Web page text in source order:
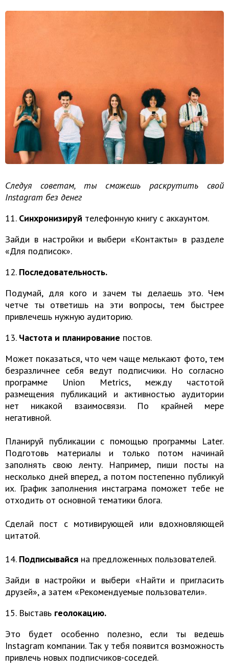
Следуя советам, ты сможешь раскрутить свой
Instagram без денег
11. Синхронизируй телефонную книгу с аккаунтом.
Зайди в настройки и выбери «Контакты» в разделе
«Для подписок».
12. Последовательность.
Подумай, для кого и зачем ты делаешь это. Чем
четче ты ответишь на эти вопросы, тем быстрее
привлечешь нужную аудиторию.
13. Частота и планирование постов.
Может показаться, что чем чаще мелькают фото, тем
безразличнее себя ведут подписчики. Но согласно
программе Union Metrics, между частотой
размещения публикаций и активностью аудитории
нет никакой взаимосвязи. По крайней мере
негативной.
Планируй публикации с помощью программы Later.
Подготовь материалы и только потом начинай
заполнять свою ленту. Например, пиши посты на
несколько дней вперед, а потом постепенно публикуй
их. График заполнения инстаграма поможет тебе не
отходить от основной тематики блога.
Сделай пост с мотивирующей или вдохновляющей
цитатой.
14. Подписывайся на предложенных пользователей.
Зайди в настройки и выбери «Найти и пригласить
друзей», а затем «Рекомендуемые пользователи».
15. Выставь геолокацию.
Это будет особенно полезно, если ты ведешь
Instagram компании. Так у тебя появится возможность
привлечь новых подписчиков-соседей.